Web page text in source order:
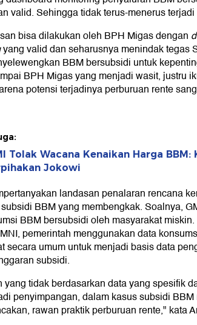
valid. Sehingga tidak terus-menerus
bisa dilakukan oleh BPH Migas dengan
yang valid dan seharusnya menindak tegas
BBM bersubsidi untuk
BPH Migas yang menjadi wasit, justru
potensi terjadinya perburuan rente
Tolak Wacana Kenaikan Harga
Jokowi
landasan penalaran rencana
BBM yang membengkak. Soalnya,
BBM bersubsidi oleh masyarakat
pemerintah menggunakan data
secara umum untuk menjadi basis data
subsidi.
yang tidak berdasarkan data yang spesifik
penyimpangan, dalam kasus subsidi
rawan praktik perburuan rente," kata